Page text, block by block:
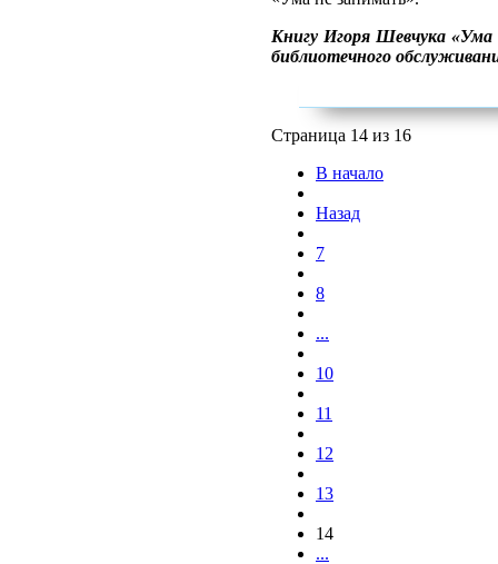
Книгу Игоря Шевчука
библиотечного
Страница 14 из 16
В начало
Назад
7
8
...
10
11
12
13
14
...